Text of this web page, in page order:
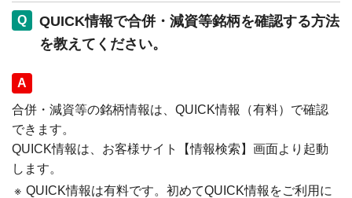
QUICK情報で合併・減資等銘柄を確認する方法
を教えてください。
回答
合併・減資等の銘柄情報は、QUICK情報（有料）で確認
できます。
QUICK情報は、お客様サイト【情報検索】画面より起動
します。
※ QUICK情報は有料です。初めてQUICK情報をご利用に